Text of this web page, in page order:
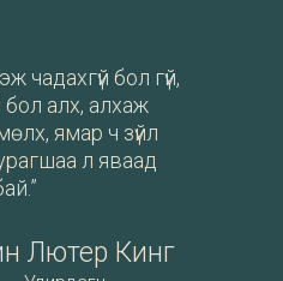
чадахгүй бол гүй,
бол алх, алхаж
ямар ч зүйл
л яваад
Лютер Кинг